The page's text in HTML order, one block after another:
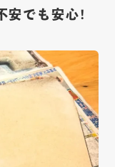
でも安心！